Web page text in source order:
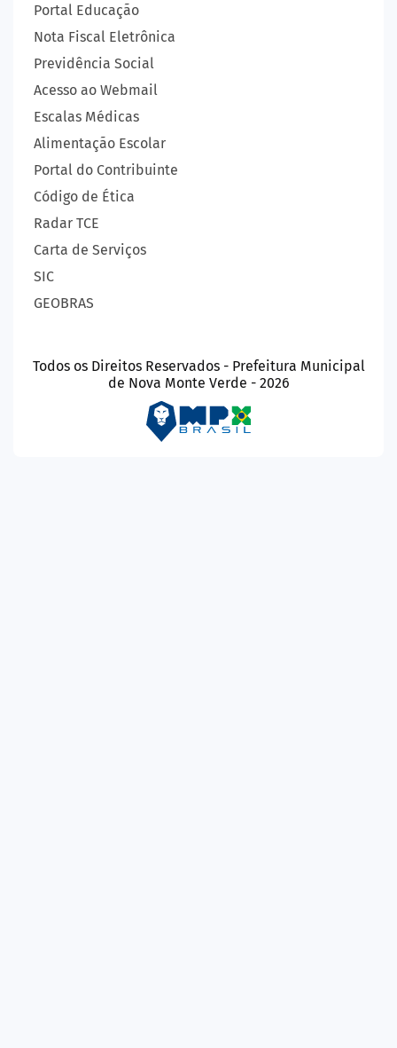
Portal Educação
Nota Fiscal Eletrônica
Previdência Social
Acesso ao Webmail
Escalas Médicas
Alimentação Escolar
Portal do Contribuinte
Código de Ética
Radar TCE
Carta de Serviços
SIC
GEOBRAS
Todos os Direitos Reservados - Prefeitura Municipal
de Nova Monte Verde - 2026